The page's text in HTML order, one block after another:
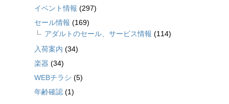
イベント情報 (297)
セール情報 (169)
アダルトのセール、サービス情報 (114)
入荷案内 (34)
楽器 (34)
WEBチラシ (5)
年齢確認 (1)